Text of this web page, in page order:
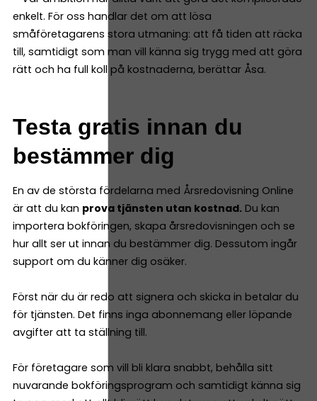
enkelt. För oss handlar det om att lösa
småföretagarens stora utmaning: att få tiden att räcka
till, samtidigt som man vill känna sig trygg med att göra
rätt och ha full koll på kostnaderna, berättar Åsa.
Testa gratis innan du
bestämmer dig
En av de största fördelarna med Årsredovisning Online
är att du kan prova tjänsten utan kostnad. Du kan
importera bokföringen, skapa årsredovisningen och se
hur allt ser ut innan du bestämmer dig. Dessutom ingår
support om du känner dig osäker.
Först när du är redo att signera och skicka in betalar du
för tjänsten. Det finns inga abonnemang eller löpande
avgifter att ta ställning till.
För företagare som vill bli klara snabbt, behålla sitt
nuvarande bokföringsprogram och samtidigt känna sig